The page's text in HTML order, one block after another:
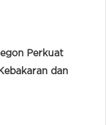
Perkuat
dan